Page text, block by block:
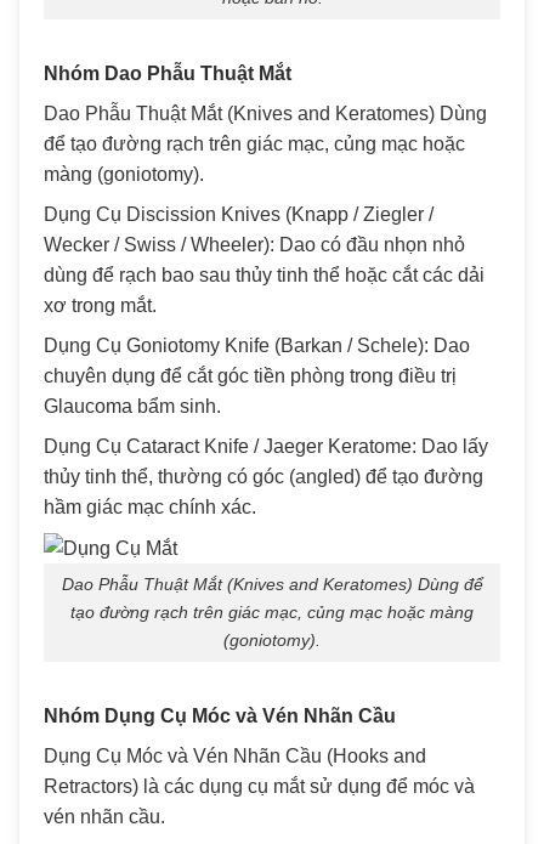
Nhóm Dao Phẫu Thuật Mắt
Dao Phẫu Thuật Mắt (Knives and Keratomes) Dùng
để tạo đường rạch trên giác mạc, củng mạc hoặc
màng (goniotomy).
Dụng Cụ Discission Knives (Knapp / Ziegler /
Wecker / Swiss / Wheeler): Dao có đầu nhọn nhỏ
dùng để rạch bao sau thủy tinh thể hoặc cắt các dải
xơ trong mắt.
Dụng Cụ Goniotomy Knife (Barkan / Schele): Dao
chuyên dụng để cắt góc tiền phòng trong điều trị
Glaucoma bẩm sinh.
Dụng Cụ Cataract Knife / Jaeger Keratome: Dao lấy
thủy tinh thể, thường có góc (angled) để tạo đường
hầm giác mạc chính xác.
Dao Phẫu Thuật Mắt (Knives and Keratomes) Dùng để
tạo đường rạch trên giác mạc, củng mạc hoặc màng
(goniotomy).
Nhóm Dụng Cụ Móc và Vén Nhãn Cầu
Dụng Cụ Móc và Vén Nhãn Cầu (Hooks and
Retractors) là các dụng cụ mắt sử dụng để móc và
vén nhãn cầu.